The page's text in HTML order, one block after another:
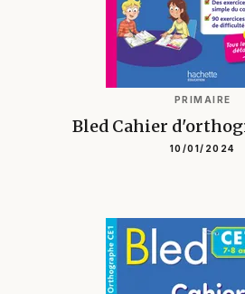
PRIMAIRE
Bled Cahier
10/01/2024